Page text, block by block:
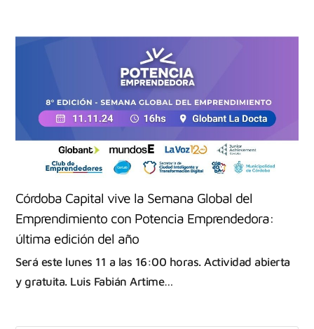
Córdoba Capital vive la Semana Global del
Emprendimiento con Potencia Emprendedora:
última edición del año
Será este lunes 11 a las 16:00 horas. Actividad abierta
y gratuita. Luis Fabián Artime…